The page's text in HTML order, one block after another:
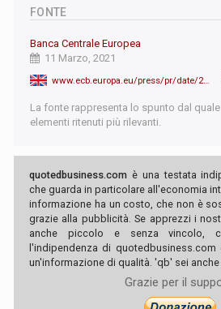
FONTE
Banca Centrale Europea
11 Marzo, 2021
La fonte rappresenta lo spunto dal
elementi ritenuti più rilevanti.
quotedbusiness.com è una testata
che guarda in particolare all'economia
informazione ha un costo, che non è
grazie alla pubblicità. Se apprezzi i
anche piccolo e senza vincolo,
l'indipendenza di
un'informazione di qualità. 'qb' sei anche
Grazie per il